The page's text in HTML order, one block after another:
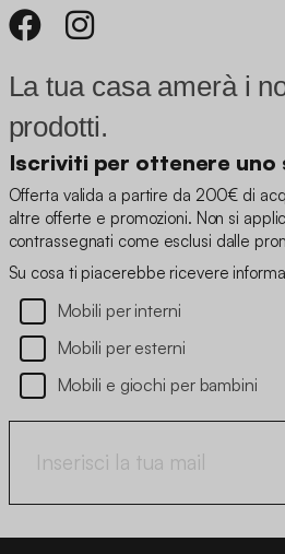
La tua casa amerà i
prodotti.
Iscriviti per ottenere uno
Offerta valida a partire da 200€ di
altre offerte e promozioni. Non si
contrassegnati come esclusi dalle
Su cosa ti piacerebbe ricevere
Mobili per interni
Mobili per esterni
Mobili e giochi per bambini